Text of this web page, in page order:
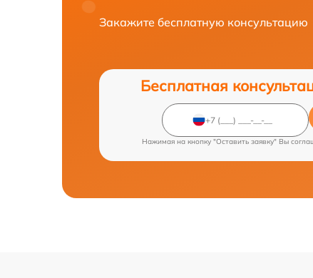
Закажите бесплатную консультацию
Бесплатная
Нажимая на кнопку "Оставить заявку" Вы